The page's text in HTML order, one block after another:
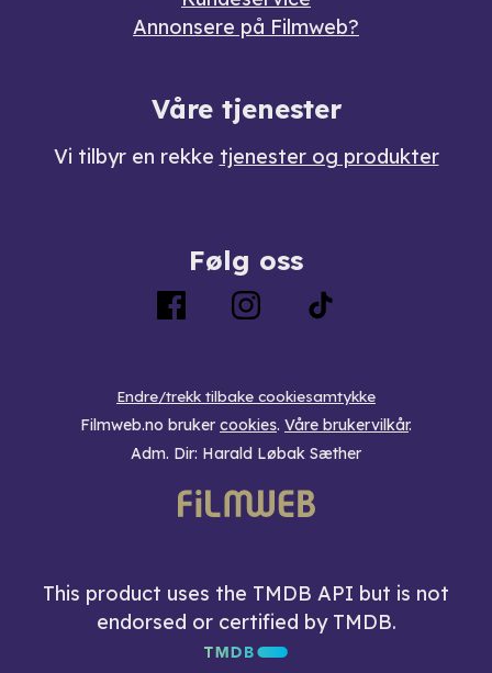
Annonsere på Filmweb?
Våre tjenester
Vi tilbyr en rekke tjenester og produkter
Følg oss
Endre/trekk tilbake cookiesamtykke
Filmweb.no bruker cookies. Våre brukervilkår.
Adm. Dir: Harald Løbak Sæther
This product uses the TMDB API but is not
endorsed or certified by TMDB.